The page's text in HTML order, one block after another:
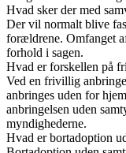
Hvad sker der med
Der vil normalt blive
forældrene. Omfanget
forhold i sagen.
Hvad er forskellen på
Ved en frivillig
anbringes uden for
anbringelsen uden
myndighederne.
Hvad er bortadoption